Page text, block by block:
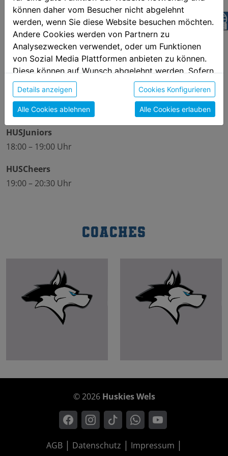
Trainingszeiten
Volksschule 7 Wels-Puchberg
Prunnerstraße 4
4600 Wels
Snowflakes
17:00 – 18:00 Uhr
HUSJuniors
18:00 – 19:00 Uhr
HUSCheers
19:00 – 20:30 Uhr
Coaches
© 2026 Huskies Wels
AGB Datenschutz
Impressum
können daher vom Besucher nicht abgelehnt
werden, wenn Sie diese Website besuchen möchten.
Andere Cookies werden von Partnern zu
Analysezwecken verwendet, oder um Funktionen
von Sozial Media Plattformen anbieten zu können.
Diese können auf Wunsch abgelehnt werden. Sofern
sie unsere Webseite weiter nutzen, geben Sie
Einwilligung zu unseren Cookies.
Details anzeigen Cookies Konfigurieren
Alle Cookies ablehnen Alle Cookies erlauben